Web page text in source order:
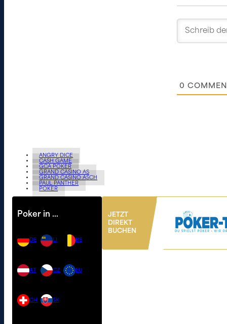
0
ANGRY DICE
CASH GAME
GCA POKER
GRAND CASINO AS
GRAND CASINO ASCH
PAUL PANTHER
POKER
Poker in …
DE
AT
CH
LI
CZ
SK
BE
EU
JETZT
DIREKT
BUCHEN